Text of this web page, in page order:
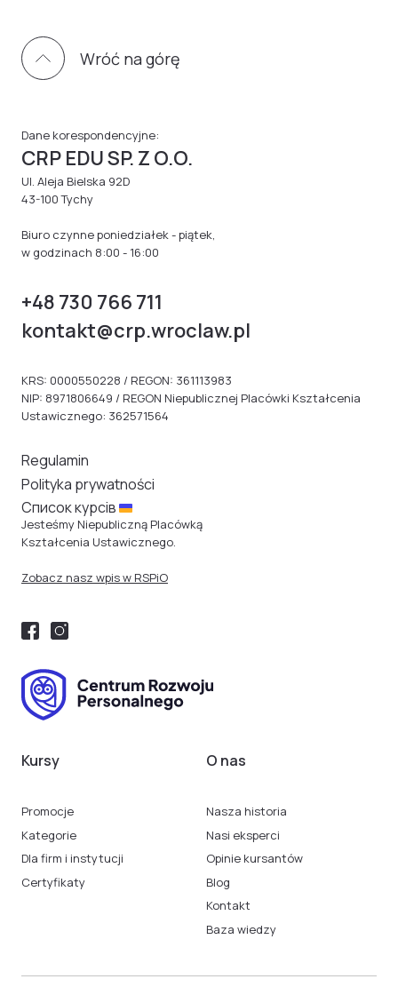
Wróć na górę
Regulamin
Polityka prywatności
Cписок курсів
Jesteśmy Niepubliczną Placówką
Kształcenia Ustawicznego.
Zobacz nasz wpis w RSPiO
Kursy
Promocje
Kategorie
Dla firm i instytucji
Certyfikaty
O nas
Nasza historia
Nasi eksperci
Opinie kursantów
Blog
Kontakt
Baza wiedzy
Dane korespondencyjne:
CRP EDU SP. Z O.O.
Ul. Aleja Bielska 92D
43-100 Tychy
Biuro czynne poniedziałek - piątek,
w godzinach 8:00 - 16:00
+48 730 766 711
kontakt@crp.wroclaw.pl
KRS: 0000550228 / REGON: 361113983
NIP: 8971806649 / REGON Niepublicznej Placówki Kształcenia
Ustawicznego: 362571564